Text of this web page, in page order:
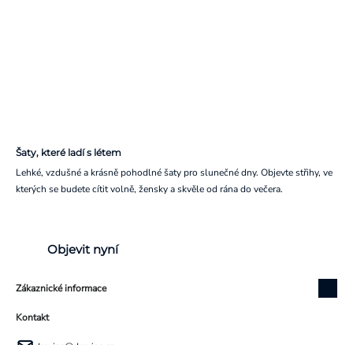
Šaty, které ladí s létem
Lehké, vzdušné a krásně pohodlné šaty pro slunečné dny. Objevte střihy, ve
kterých se budete cítit volně, žensky a skvěle od rána do večera.
Objevit nyní
Zákaznické informace
Kontakt